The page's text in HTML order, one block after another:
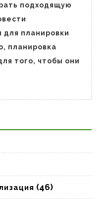
Этапы
работ
подходящую
планировки
планировка
того, чтобы они
(46)